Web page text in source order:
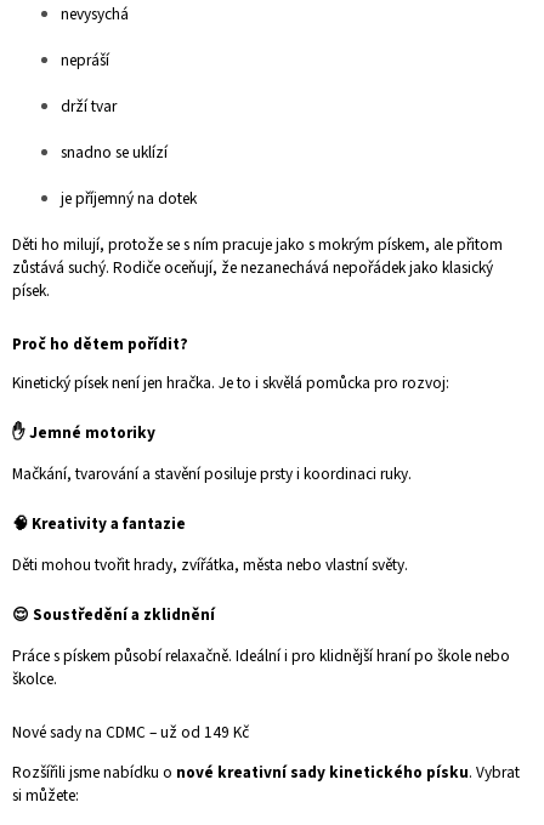
nevysychá
nepráší
drží tvar
snadno se uklízí
je příjemný na dotek
Děti ho milují, protože se s ním pracuje jako s mokrým pískem, ale přitom
zůstává suchý. Rodiče oceňují, že nezanechává nepořádek jako klasický
písek.
Proč ho dětem pořídit?
Kinetický písek není jen hračka. Je to i skvělá pomůcka pro rozvoj:
✋ Jemné motoriky
Mačkání, tvarování a stavění posiluje prsty i koordinaci ruky.
🧠 Kreativity a fantazie
Děti mohou tvořit hrady, zvířátka, města nebo vlastní světy.
😌 Soustředění a zklidnění
Práce s pískem působí relaxačně. Ideální i pro klidnější hraní po škole nebo
školce.
Nové sady na CDMC – už od 149 Kč
Rozšířili jsme nabídku o nové kreativní sady kinetického písku. Vybrat
si můžete: